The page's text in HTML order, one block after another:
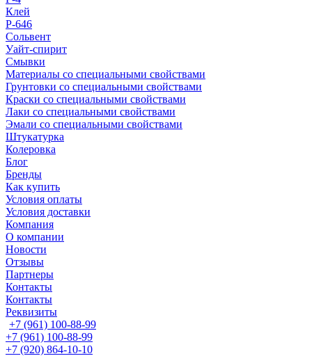
Клей
Р-646
Сольвент
Уайт-спирит
Смывки
Материалы со специальными свойствами
Грунтовки со специальными свойствами
Краски со специальными свойствами
Лаки со специальными свойствами
Эмали со специальными свойствами
Штукатурка
Колеровка
Блог
Бренды
Как купить
Условия оплаты
Условия доставки
Компания
О компании
Новости
Отзывы
Партнеры
Контакты
Контакты
Реквизиты
+7 (961) 100-88-99
+7 (961) 100-88-99
+7 (920) 864-10-10